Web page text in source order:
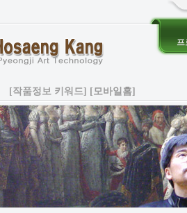
프
[작품정보 키워드] [모바일홈]